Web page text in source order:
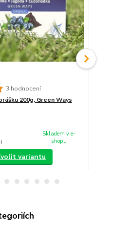
3 hodnocení
200g, Green Ways
Skladem v e-
shopu
variantu